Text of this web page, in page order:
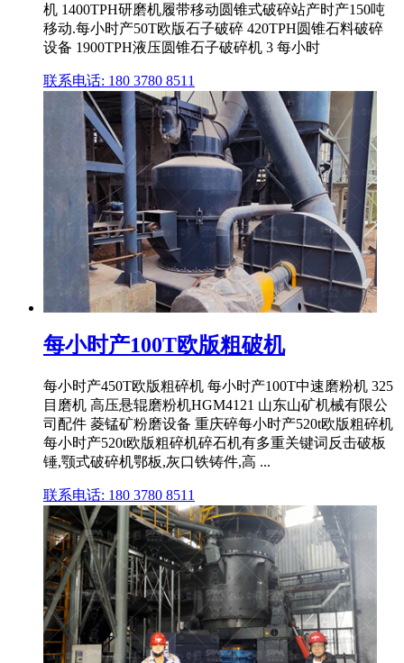
机 1400TPH研磨机履带移动圆锥式破碎站产时产150吨
移动.每小时产50T欧版石子破碎 420TPH圆锥石料破碎
设备 1900TPH液压圆锥石子破碎机 3 每小时
联系电话: 180 3780 8511
每小时产100T欧版粗破机
每小时产450T欧版粗碎机 每小时产100T中速磨粉机 325
目磨机 高压悬辊磨粉机HGM4121 山东山矿机械有限公
司配件 菱锰矿粉磨设备 重庆碎每小时产520t欧版粗碎机
每小时产520t欧版粗碎机碎石机有多重关键词反击破板
锤,颚式破碎机鄂板,灰口铁铸件,高 ...
联系电话: 180 3780 8511